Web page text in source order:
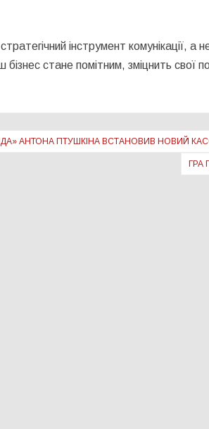
інструмент комунікації,
стане помітним, зміцнить свої
АНТОНА ПТУШКІНА ВСТАНОВИВ НОВИЙ
ГРА